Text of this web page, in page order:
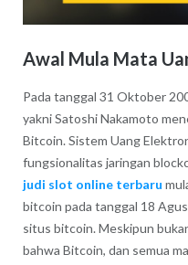
Awal Mula Mata
Pada tanggal 31 Oktober
yakni Satoshi Nakamoto
Bitcoin. Sistem Uang
fungsionalitas jaringan
judi slot online terbaru
bitcoin pada tanggal 18
situs bitcoin. Meskipun
bahwa Bitcoin, dan semua